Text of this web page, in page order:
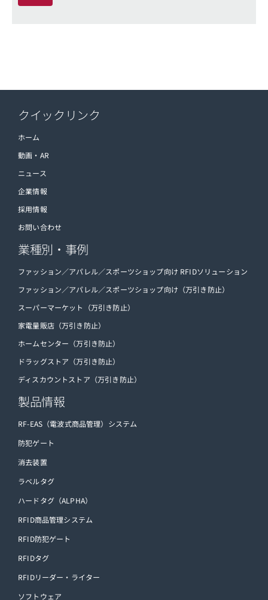
クイックリンク
ホーム
動画・AR
ニュース
企業情報
採用情報
お問い合わせ
業種別・事例
ファッション／アパレル／スポーツショップ向け RFIDソリューション
ファッション／アパレル／スポーツショップ向け（万引き防止）
スーパーマーケット（万引き防止）
家電量販店（万引き防止）
ホームセンター（万引き防止）
ドラッグストア（万引き防止）
ディスカウントストア（万引き防止）
製品情報
RF-EAS（電波式商品管理）システム
防犯ゲート
消去装置
ラベルタグ
ハードタグ（ALPHA）
RFID商品管理システム
RFID防犯ゲート
RFIDタグ
RFIDリーダー・ライター
ソフトウェア